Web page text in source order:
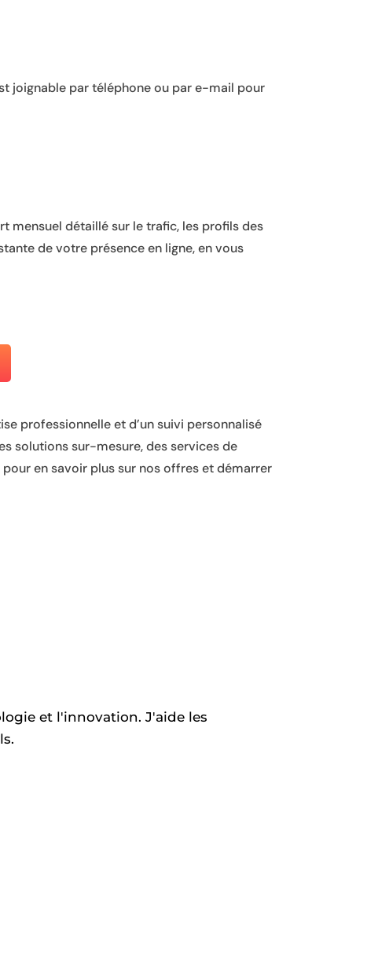
joignable par téléphone ou par e-mail pour
mensuel détaillé sur le trafic, les profils des
de votre présence en ligne, en vous
professionnelle et d’un suivi personnalisé
solutions sur-mesure, des services de
en savoir plus sur nos offres et démarrer
et l'innovation. J'aide les